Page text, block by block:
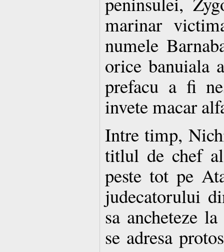
marinar
numele
orice banuiala
prefacu a fi
invete macar
Intre timp,
titlul de chef
peste tot pe
judecatorului
sa ancheteze
se adresa